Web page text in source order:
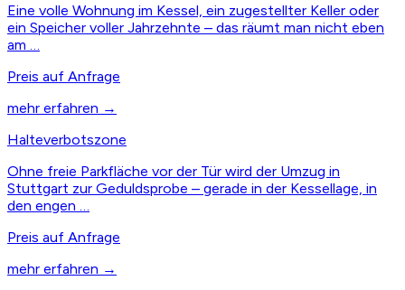
Eine volle Wohnung im Kessel, ein zugestellter Keller oder
ein Speicher voller Jahrzehnte – das räumt man nicht eben
am …
Preis auf Anfrage
mehr erfahren →
Halteverbotszone
Ohne freie Parkfläche vor der Tür wird der Umzug in
Stuttgart zur Geduldsprobe – gerade in der Kessellage, in
den engen …
Preis auf Anfrage
mehr erfahren →